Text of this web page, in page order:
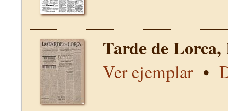
Tarde de
Ver ejemplar•